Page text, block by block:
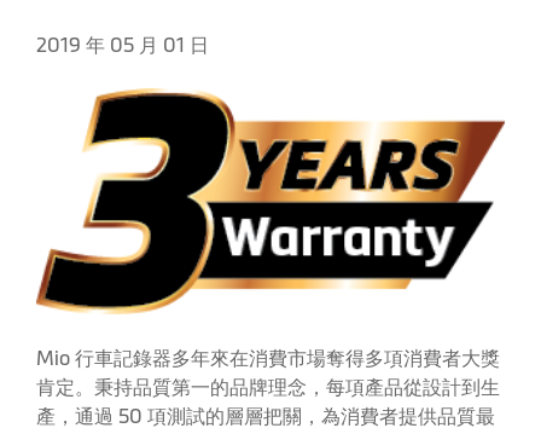
2019 年 05 月 01 日
Mio 行車記錄器多年來在消費市場奪得多項消費者大獎
肯定。秉持品質第一的品牌理念，每項產品從設計到生
產，通過 50 項測試的層層把關，為消費者提供品質最